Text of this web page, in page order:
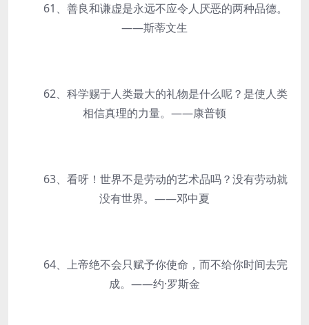
61、善良和谦虚是永远不应令人厌恶的两种品德。
——斯蒂文生
62、科学赐于人类最大的礼物是什么呢？是使人类
相信真理的力量。——康普顿
63、看呀！世界不是劳动的艺术品吗？没有劳动就
没有世界。——邓中夏
64、上帝绝不会只赋予你使命，而不给你时间去完
成。——约·罗斯金